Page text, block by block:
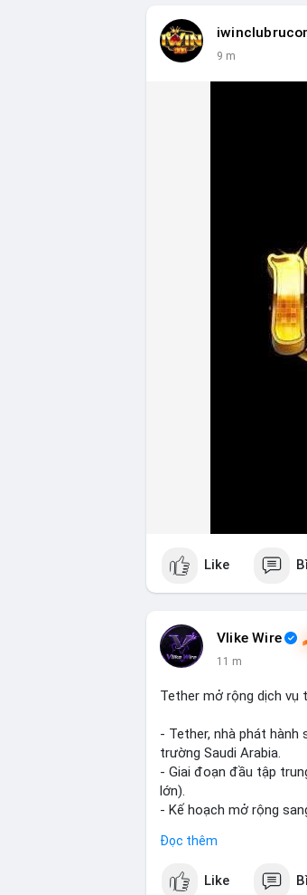
9 m
Like
Vlike Wire
11 m
Tether mở rộng dịch vụ
- Tether, nhà phát
trường Saudi Arabia.
- Giai đoạn đầu tập
lớn).
- Kế hoạch mở rộng
blockchain.
#binancesquare
Đọc thêm
Like